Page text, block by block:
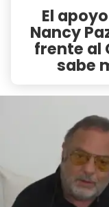
El
Nancy
frente al
sabe